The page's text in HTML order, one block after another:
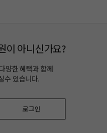
이 아니신가요?
양한 혜택과 함께
수 있습니다.
로그인